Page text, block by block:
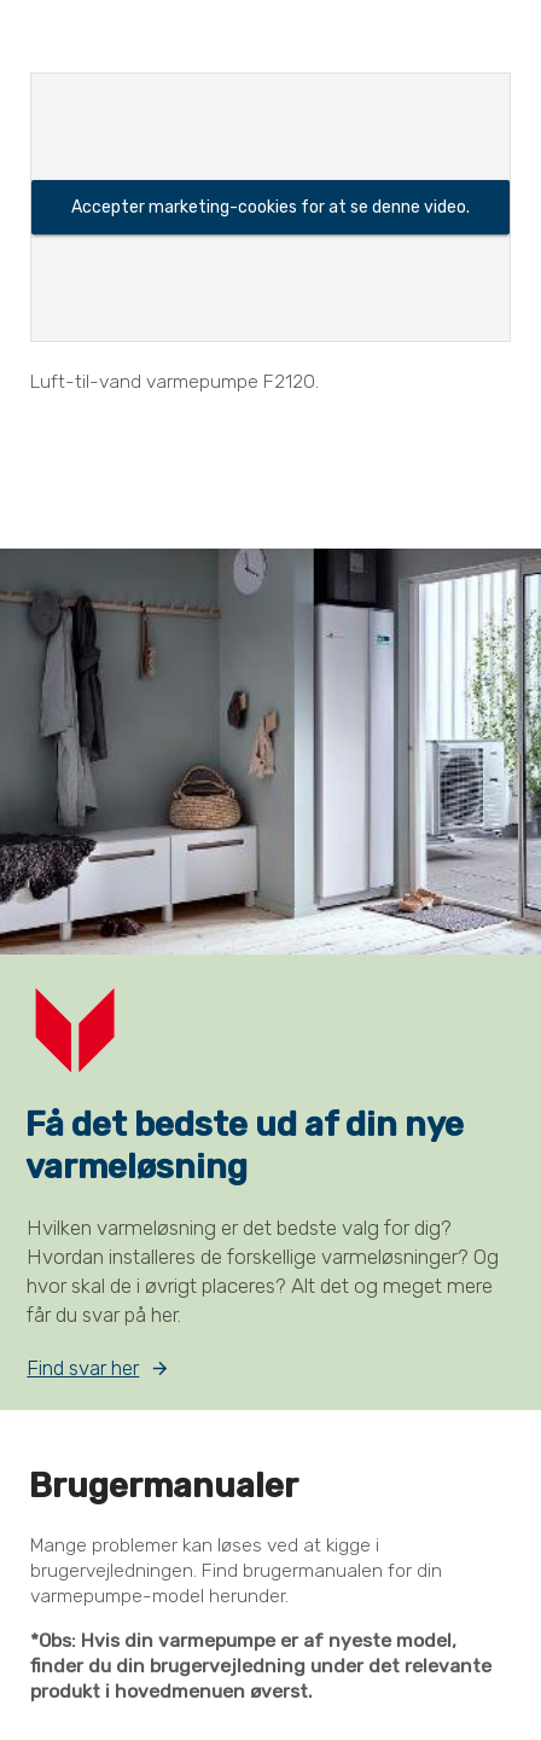
Luft-til-vand varmepumpe F2120.
Accepter marketing-cookies for at se denne video.
Få det bedste ud af din nye
varmeløsning
Hvilken varmeløsning er det bedste valg for dig?
Hvordan installeres de forskellige varmeløsninger? Og
hvor skal de i øvrigt placeres? Alt det og meget mere
får du svar på her.
Find svar her
Brugermanualer
Mange problemer kan løses ved at kigge i
brugervejledningen. Find brugermanualen for din
varmepumpe-model herunder.
*Obs: Hvis din varmepumpe er af nyeste model,
finder du din brugervejledning under det relevante
produkt i hovedmenuen øverst.